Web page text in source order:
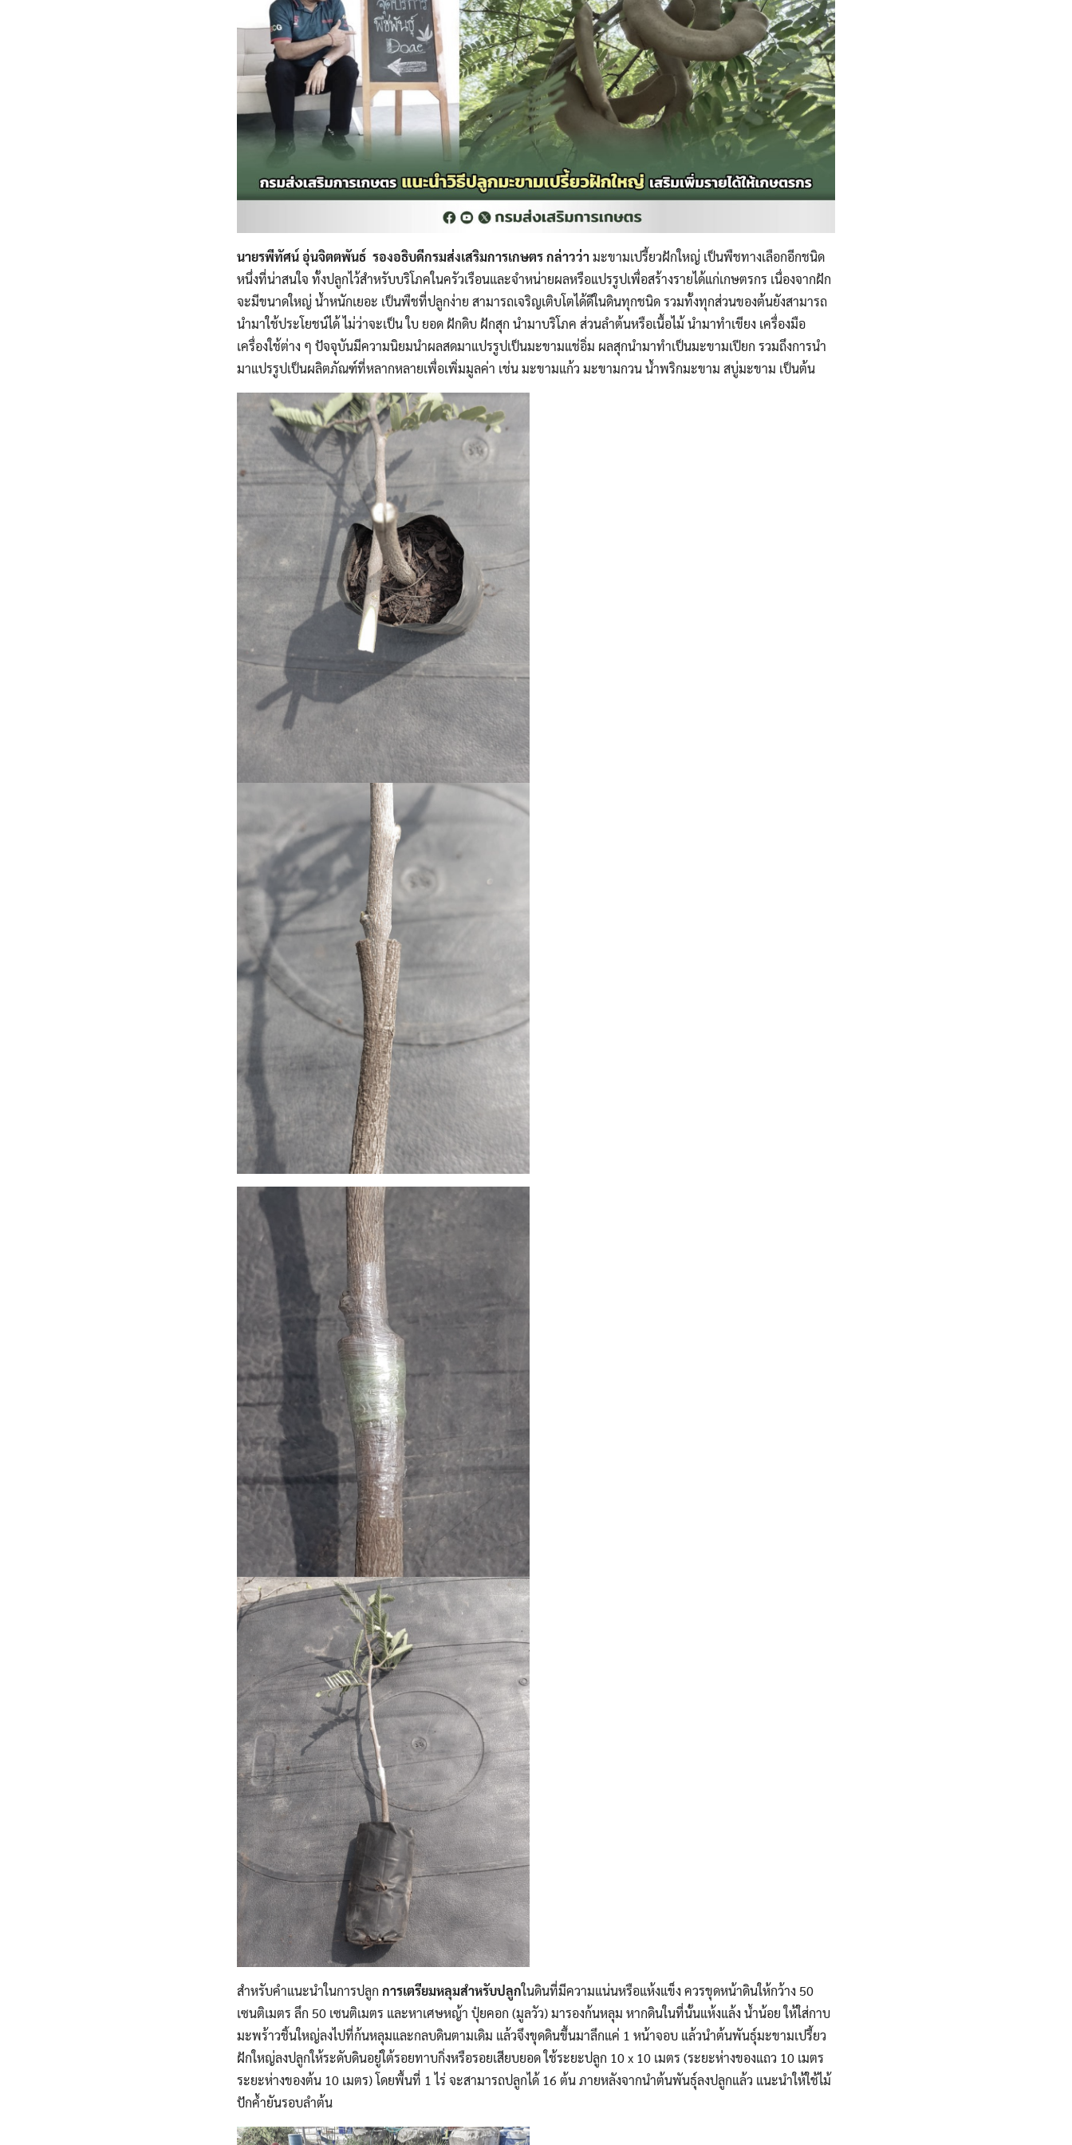
นายรพีทัศน์ อุ่นจิตตพันธ์ รองอธิบดีกรมส่งเสริมการเกษตรกล่าวว่ามะขามเปรี้ยวฝักใหญ่ เป็นพืชทางเลือกอีกชนิด
หนึ่งที่น่าสนใจ ทั้งปลูกไว้สำหรับบริโภคในครัวเรือนและจำหน่ายผลหรือแปรรูปเพื่อสร้างรายได้แก่เกษตรกร เนื่องจากฝัก
จะมีขนาดใหญ่ น้ำหนักเยอะ เป็นพืชที่ปลูกง่าย สามารถเจริญเติบโตได้ดีในดินทุกชนิด รวมทั้งทุกส่วนของต้นยังสามารถ
นำมาใช้ประโยชน์ได้ ไม่ว่าจะเป็น ใบ ยอด ฝักดิบ ฝักสุก นำมาบริโภค ส่วนลำต้นหรือเนื้อไม้ นำมาทำเขียง เครื่องมือ
เครื่องใช้ต่าง ๆ ปัจจุบันมีความนิยมนำผลสดมาแปรรูปเป็นมะขามแช่อิ่ม ผลสุกนำมาทำเป็นมะขามเปียก รวมถึงการนำ
มาแปรรูปเป็นผลิตภัณฑ์ที่หลากหลายเพื่อเพิ่มมูลค่า เช่น มะขามแก้ว มะขามกวน น้ำพริกมะขาม สบู่มะขาม เป็นต้น
สำหรับคำแนะนำในการปลูก การเตรียมหลุมสำหรับปลูกในดินที่มีความแน่นหรือแห้งแข็ง ควรขุดหน้าดินให้กว้าง 50
เซนติเมตร ลึก 50 เซนติเมตร และหาเศษหญ้า ปุ๋ยคอก (มูลวัว) มารองก้นหลุม หากดินในที่นั้นแห้งแล้ง น้ำน้อย ให้ใส่กาบ
มะพร้าวชิ้นใหญ่ลงไปที่ก้นหลุมและกลบดินตามเดิม แล้วจึงขุดดินขึ้นมาลึกแค่ 1 หน้าจอบ แล้วนำต้นพันธุ์มะขามเปรี้ยว
ฝักใหญ่ลงปลูกให้ระดับดินอยู่ใต้รอยทาบกิ่งหรือรอยเสียบยอด ใช้ระยะปลูก 10 x 10 เมตร (ระยะห่างของแถว 10 เมตร
ระยะห่างของต้น 10 เมตร) โดยพื้นที่ 1 ไร่ จะสามารถปลูกได้ 16 ต้น ภายหลังจากนำต้นพันธุ์ลงปลูกแล้ว แนะนำให้ใช้ไม้
ปักค้ำยันรอบลำต้น